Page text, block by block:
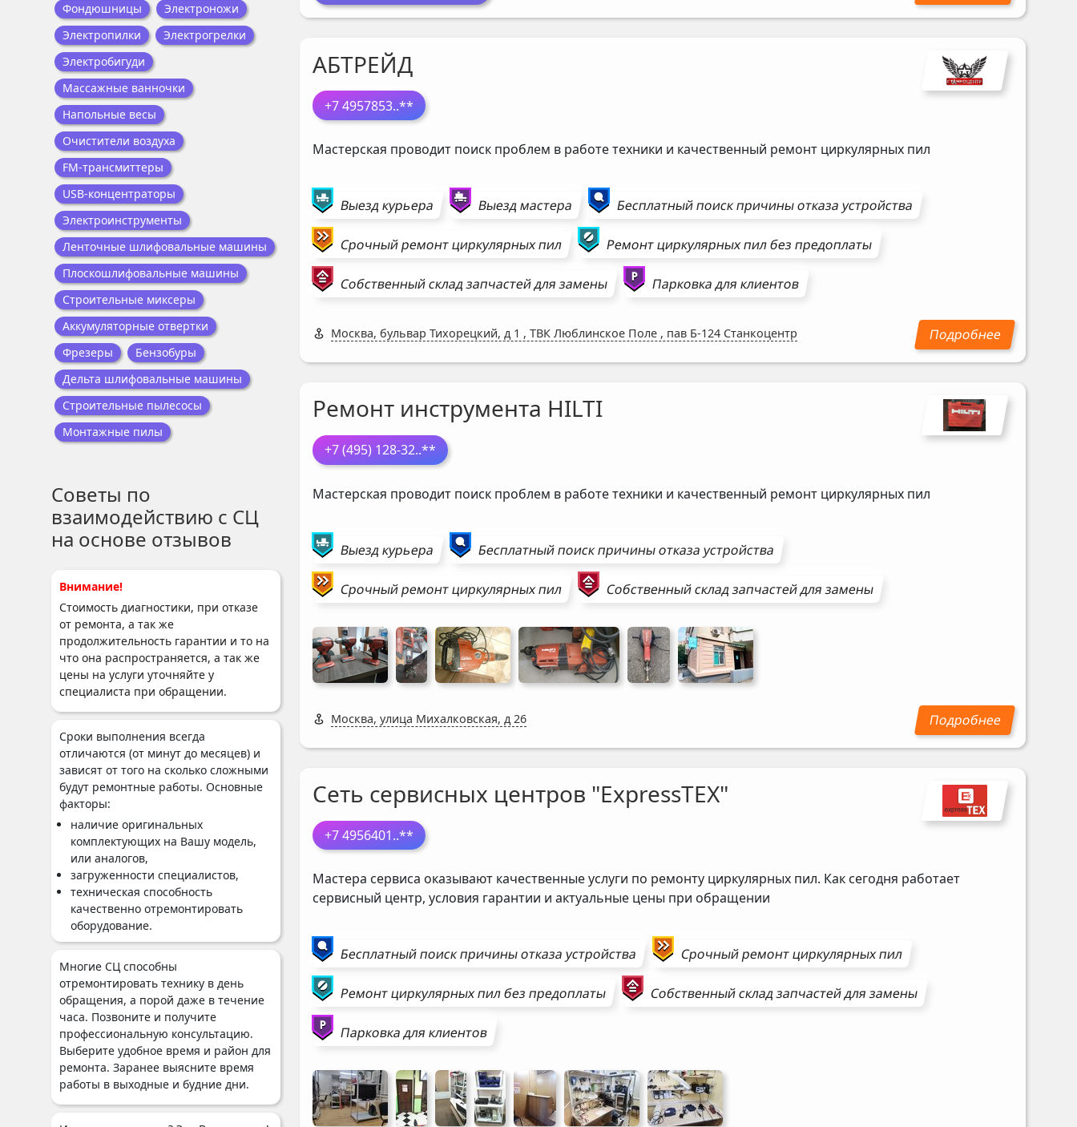
Фондюшницы
Электроножи
Электропилки
Электрогрелки
Электробигуди
Массажные ванночки
Напольные весы
Очистители воздуха
FM-трансмиттеры
USB-концентраторы
Электроинструменты
Ленточные шлифовальные машины
Плоскошлифовальные машины
Строительные миксеры
Аккумуляторные отвертки
Фрезеры
Бензобуры
Дельта шлифовальные машины
Строительные пылесосы
Монтажные пилы
Советы по
взаимодействию с СЦ
на основе отзывов
Внимание!
Стоимость диагностики, при отказе
от ремонта, а так же
продолжительность гарантии и то на
что она распространяется, а так же
цены на услуги уточняйте у
специалиста при обращении.
Сроки выполнения всегда
отличаются (от минут до месяцев) и
зависят от того на сколько сложными
будут ремонтные работы. Основные
факторы:
наличие оригинальных
комплектующих на Вашу модель,
или аналогов,
загруженности специалистов,
техническая способность
качественно отремонтировать
оборудование.
Многие СЦ способны
отремонтировать технику в день
обращения, а порой даже в течение
часа. Позвоните и получите
профессиональную консультацию.
Выберите удобное время и район для
ремонта. Заранее выясните время
работы в выходные и будние дни.
АБТРЕЙД
+7 4957853..**
Мастерская проводит поиск проблем в работе техники и качественный ремонт циркулярных пил
Выезд курьера Выезд мастера Бесплатный поиск причины отказа устройства
Срочный ремонтциркулярных пил Ремонтциркулярных пилбез предоплаты
Собственный склад запчастей для замены Парковка для клиентов
Москва, бульвар Тихорецкий, д 1 , ТВК Люблинское Поле , пав Б-124 Станкоцентр
Ремонт инструмента HILTI
+7 (495) 128-32..**
Мастерская проводит поиск проблем в работе техники и качественный ремонт циркулярных пил
Выезд курьера Бесплатный поиск причины отказа устройства
Срочный ремонтциркулярных пил Собственный склад запчастей для замены
Москва, улица Михалковская, д 26
Сеть сервисных центров "ExpressTEX"
+7 4956401..**
Мастера сервиса оказывают качественные услуги по ремонту циркулярных пил. Как сегодня работает
сервисный центр, условия гарантии и актуальные цены при обращении
Бесплатный поиск причины отказа устройства Срочный ремонтциркулярных пил
Ремонтциркулярных пилбез предоплаты Собственный склад запчастей для замены
Парковка для клиентов